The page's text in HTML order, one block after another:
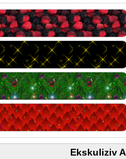
Ekskuliziv